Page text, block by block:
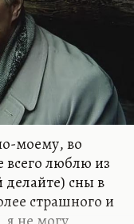
моему, во
всего люблю из
делайте) сны в
страшного и